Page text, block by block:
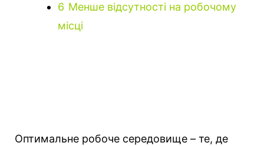
6 Менше відсутності на робочому
місці
Оптимальне робоче середовище – те, де